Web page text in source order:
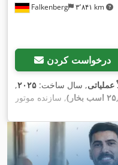
Falkenberg ۳٬۸۴۱ km
درخواست کردن
عملیاتی, سال ساخت: ۲۰۲۵,
روشنایی, هیدرولیک,
جلو اضافی, چهار چرخ محرک